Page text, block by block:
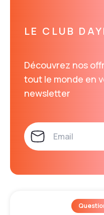
LE CLUB
Découvrez nos
tout le monde en
newsletter